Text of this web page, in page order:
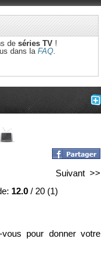
de séries TV!
dans laFAQ.
Suivant >>
12.0/ 20(1)
vous pour donner votre